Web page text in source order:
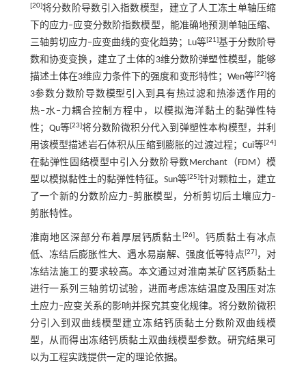
[20]将分数阶导数引入指数模型，建立了人工冻土单轴压缩
下的应力‒应变分数阶指数模型，能准确地预测单轴压缩、
三轴剪切应力‒应变曲线的变化趋势；Lu等[21]基于分数阶导
数和协变变换，建立了土体的3维分数阶弹塑性模型，能够
描述土体在3维应力条件下的强度和变形特性；Wen等[22]将
3参数分数阶导数模型引入到具有热过滤和热渗透作用的
热‒水‒力耦合控制方程中，以模拟海洋黏土的黏弹性特
性；Qu等[23]将分数阶微积分代入到弹塑性本构模型，并利
用该模型描述岩石体积从压缩到膨胀的过渡过程；Cui等[24]
在黏弹性固结模型中引入分数阶导数Merchant（FDM）模
型以模拟黏性土的黏弹性特征。Sun等[25]针对颗粒土，建立
了一个新的分数阶应力‒剪胀模型，分析剪切后土壤应力‒
剪胀特性。
淮南地区深部分布着厚层钙质黏土[26]。钙质黏土有冰点
低、冻结后膨胀性大、遇水易崩解、强度低等特点[27]，对
冻结法施工的要求较高。本文通过对淮南某矿区钙质黏土
进行一系列三轴剪切试验，进而考虑冻结温度及围压对冻
土应力‒应变关系的影响并探究其变化规律。将分数阶微积
分引入到双曲线模型建立冻结钙质黏土分数阶双曲线模
型，从而得出冻结钙质黏土双曲线模型参数。研究结果可
以为工程实践提供一定的理论依据。